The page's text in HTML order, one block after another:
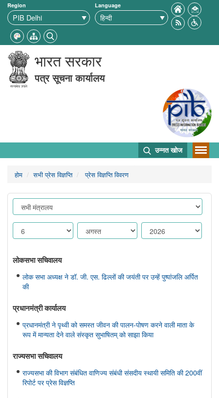
Region Language
भारत सरकार
पत्र सूचना कार्यालय
उन्नत खोज
होम सभी प्रेस विज्ञप्ति प्रेस विज्ञप्ति विवरण
लोकसभा सचिवालय
लोक सभा अध्यक्ष ने डॉ. जी. एस. ढिल्लों की जयंती पर उन्हें पुष्पांजलि अर्पित
की
प्रधानमंत्री कार्यालय
प्रधानमंत्री ने पृथ्वी को समस्त जीवन की पालन-पोषण करने वाली माता के
रूप में मान्यता देने वाले संस्कृत सुभाषितम् को साझा किया
राज्यसभा सचिवालय
राज्यसभा की विभाग संबंधित वाणिज्य संबंधी संसदीय स्थायी समिति की 200वीं
रिपोर्ट पर प्रेस विज्ञप्ति